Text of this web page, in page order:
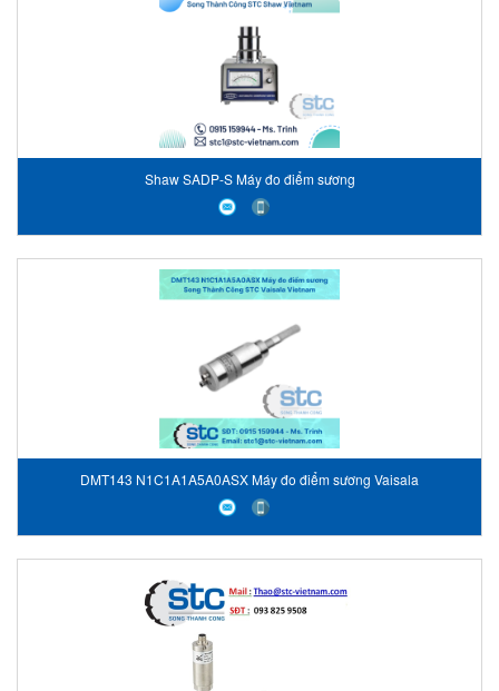
Shaw SADP-S Máy đo điểm sương
DMT143 N1C1A1A5A0ASX Máy đo điểm sương Vaisala